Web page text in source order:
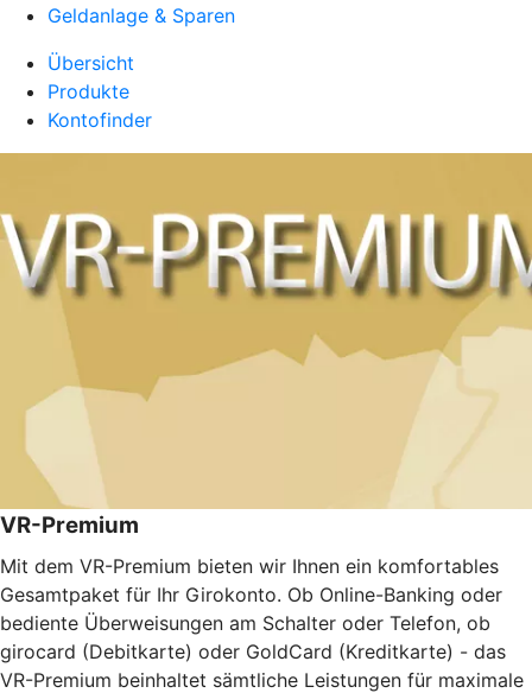
Geldanlage & Sparen
Übersicht
Produkte
Kontofinder
VR-Premium
Mit dem VR-Premium bieten wir Ihnen ein komfortables
Gesamtpaket für Ihr Girokonto. Ob Online-Banking oder
bediente Überweisungen am Schalter oder Telefon, ob
girocard (Debitkarte) oder GoldCard (Kreditkarte) - das
VR-Premium beinhaltet sämtliche Leistungen für maximale